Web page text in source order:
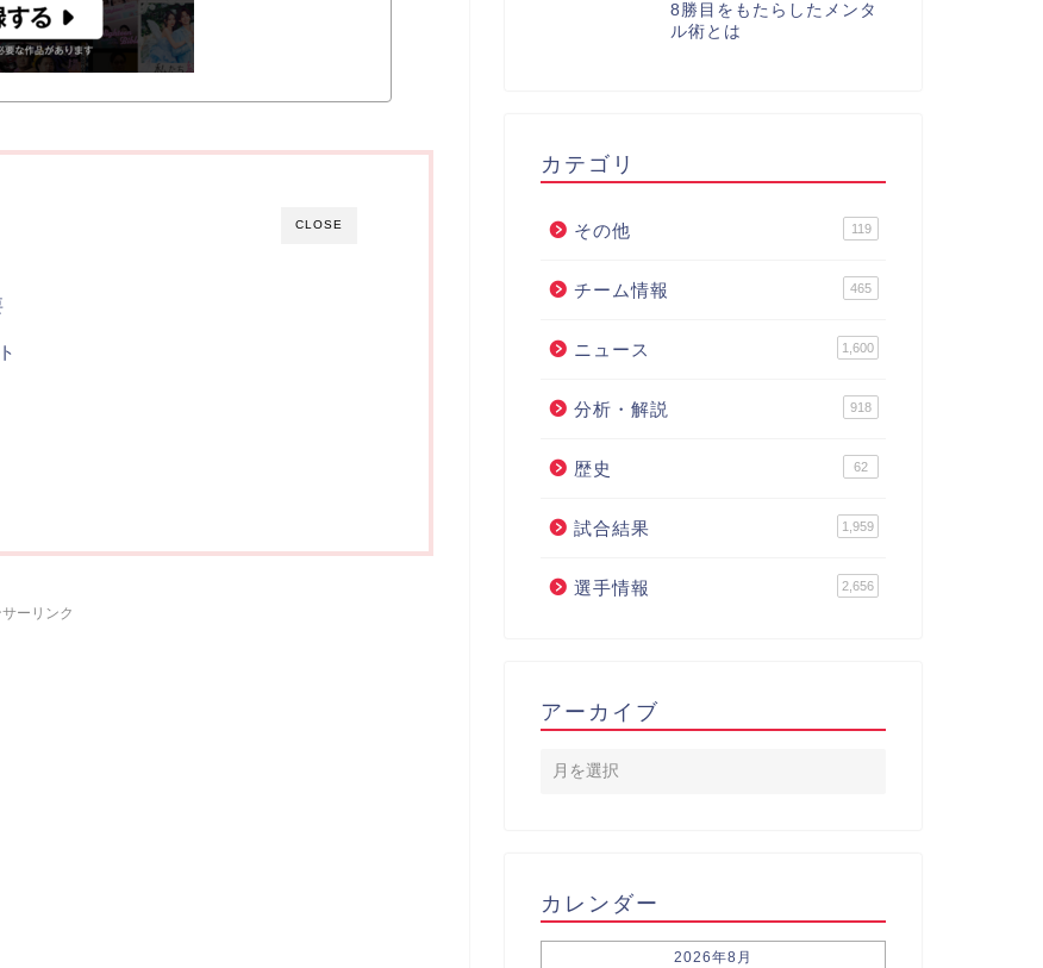
CLOSE
ーリンク
8勝目をもたらしたメンタ
ル術とは
カテゴリ
その他 119
チーム情報 465
ニュース 1,600
分析・解説 918
歴史 62
試合結果 1,959
選手情報 2,656
アーカイブ
カレンダー
2026年8月